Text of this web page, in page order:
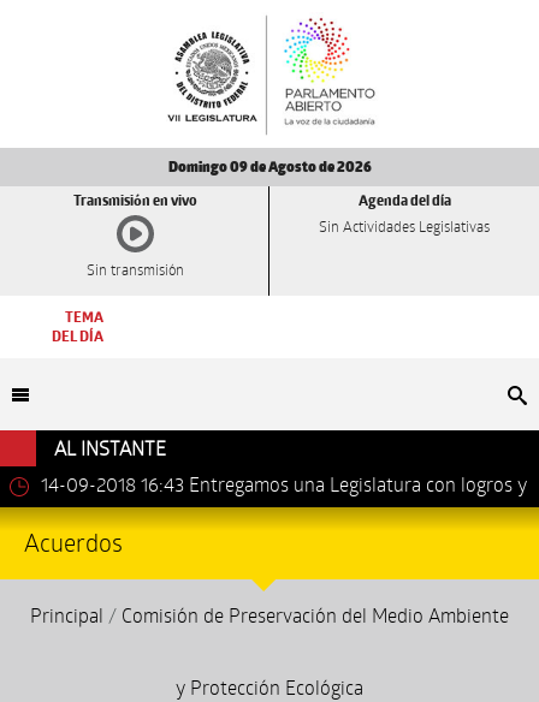
Domingo 09 de Agosto de 2026
Transmisión en vivo
Sin transmisión
Agenda del día
Sin Actividades Legislativas
TEMA
DEL DÍA
AL INSTANTE
14-09-2018 16:43 Entregamos una Legislatura con logros y
avances importantes: Dip. Leonel Luna Estrada.
Acuerdos
Principal / Comisión de Preservación del Medio Ambiente
y Protección Ecológica